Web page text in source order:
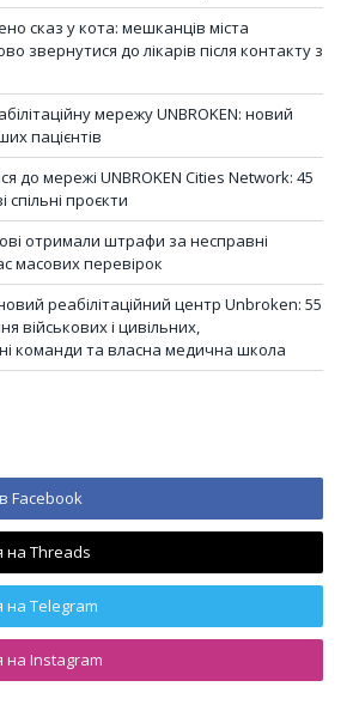
сказ у кота: мешканців міста
звернутися до лікарів після контакту з
мережу UNBROKEN: новий
пацієнтів
до мережі UNBROKEN Cities Network: 45
спільні проєкти
отримали штрафи за несправні
масових перевірок
реабілітаційний центр Unbroken: 55
військових і цивільних,
команди та власна медична школа
Facebook
на Threads
на Telegram
на Instagram